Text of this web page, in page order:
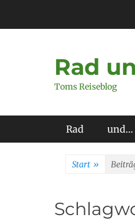
Rad
Toms Reiseblog
Primäres
Rad und…
Start »